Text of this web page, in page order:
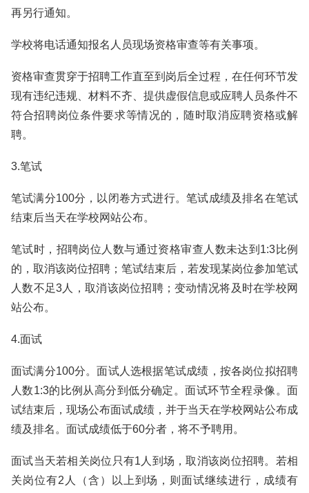
再另行通知。
学校将电话通知报名人员现场资格审查等有关事项。
资格审查贯穿于招聘工作直至到岗后全过程，在任何环节发
现有违纪违规、材料不齐、提供虚假信息或应聘人员条件不
符合招聘岗位条件要求等情况的，随时取消应聘资格或解
聘。
3.笔试
笔试满分100分，以闭卷方式进行。笔试成绩及排名在笔试
结束后当天在学校网站公布。
笔试时，招聘岗位人数与通过资格审查人数未达到1:3比例
的，取消该岗位招聘；笔试结束后，若发现某岗位参加笔试
人数不足3人，取消该岗位招聘；变动情况将及时在学校网
站公布。
4.面试
面试满分100分。面试人选根据笔试成绩，按各岗位拟招聘
人数1:3的比例从高分到低分确定。面试环节全程录像。面
试结束后，现场公布面试成绩，并于当天在学校网站公布成
绩及排名。面试成绩低于60分者，将不予聘用。
面试当天若相关岗位只有1人到场，取消该岗位招聘。若相
关岗位有2人（含）以上到场，则面试继续进行，成绩有